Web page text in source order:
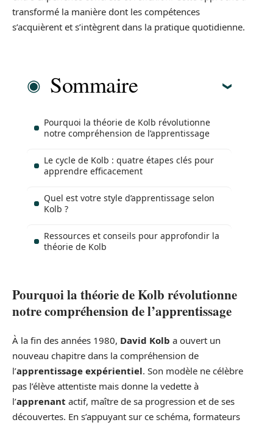
transformé la manière dont les compétences
s’acquièrent et s’intègrent dans la pratique quotidienne.
Sommaire
Pourquoi la théorie de Kolb révolutionne
notre compréhension de l’apprentissage
Le cycle de Kolb : quatre étapes clés pour
apprendre efficacement
Quel est votre style d’apprentissage selon
Kolb ?
Ressources et conseils pour approfondir la
théorie de Kolb
Pourquoi la théorie de Kolb révolutionne
notre compréhension de l’apprentissage
À la fin des années 1980, David Kolb a ouvert un
nouveau chapitre dans la compréhension de
l’apprentissage expérientiel. Son modèle ne célèbre
pas l’élève attentiste mais donne la vedette à
l’apprenant actif, maître de sa progression et de ses
découvertes. En s’appuyant sur ce schéma, formateurs